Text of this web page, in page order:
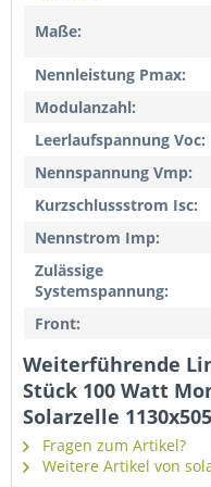
Maße:
Nennleistung Pmax:
Modulanzahl:
Leerlaufspannung Voc:
Nennspannung Vmp:
Kurzschlussstrom Isc:
Nennstrom Imp:
Zulässige
Systemspannung:
Front:
Weiterführende
Stück 100 Watt
Solarzelle
Fragen zum Artikel?
Weitere Artikel von